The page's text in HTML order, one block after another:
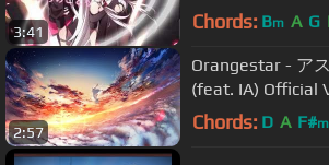
3:41 Chords: Bm A G
2:57
Orangestar - ア
(feat. IA) Official
Chords: D A F#m